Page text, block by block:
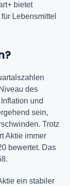
bietet
Lebensmittel
des
und
sein,
Trotz
Aktie immer
bewertet. Das
ein stabiler